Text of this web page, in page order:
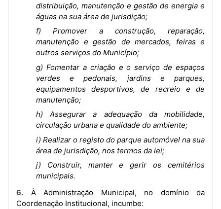
distribuição, manutenção e gestão de energia e
águas na sua área de jurisdição;
f) Promover a construção, reparação,
manutenção e gestão de mercados, feiras e
outros serviços do Município;
g) Fomentar a criação e o serviço de espaços
verdes e pedonais, jardins e parques,
equipamentos desportivos, de recreio e de
manutenção;
h) Assegurar a adequação da mobilidade,
circulação urbana e qualidade do ambiente;
i) Realizar o registo do parque automóvel na sua
área de jurisdição, nos termos da lei;
j) Construir, manter e gerir os cemitérios
municipais.
6. À Administração Municipal, no domínio da
Coordenação Institucional, incumbe: